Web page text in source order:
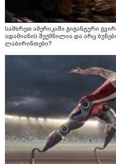
სამხრეთ ამერიკაში გიგანტური
ადამიანის შექმნილია და არც
ლაბირინთები?